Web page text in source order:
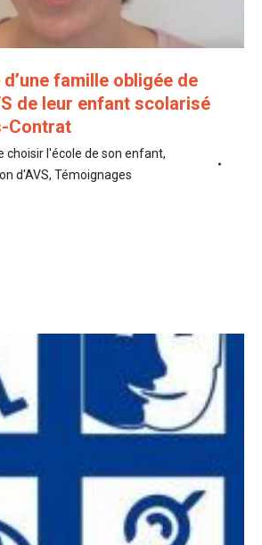
famille obligée de
de leur enfant scolarisé
Contrat
choisir l'école de son enfant,
d'AVS, Témoignages